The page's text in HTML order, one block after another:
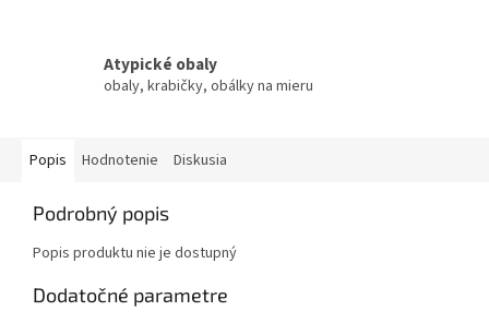
Atypické obaly
obaly, krabičky, obálky na mieru
Popis Hodnotenie Diskusia
Podrobný popis
Popis produktu nie je dostupný
Dodatočné parametre